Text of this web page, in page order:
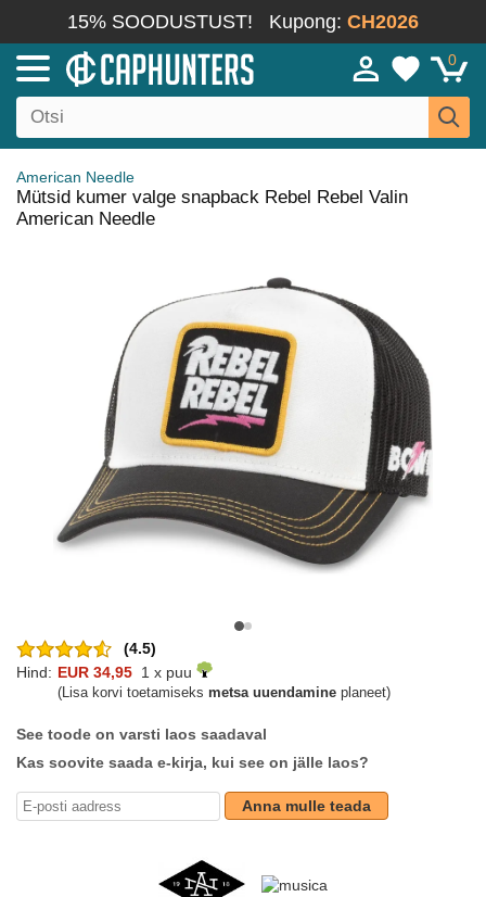
15% SOODUSTUST! Kupong: CH2026
0
American Needle
Mütsid kumer valge snapback Rebel Rebel Valin
American Needle
(4.5)
Hind: EUR 34,95 1 x puu
(Lisa korvi toetamiseks metsa uuendamine planeet)
See toode on varsti laos saadaval
Kas soovite saada e-kirja, kui see on jälle laos?
Anna mulle teada